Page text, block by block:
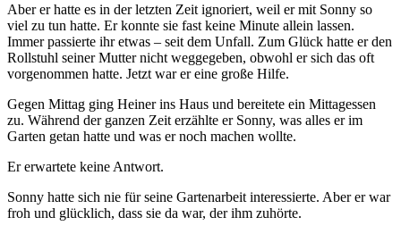
Aber er hatte es in der letzten Zeit ignoriert, weil er mit Sonny so
viel zu tun hatte. Er konnte sie fast keine Minute allein lassen.
Immer passierte ihr etwas – seit dem Unfall. Zum Glück hatte er den
Rollstuhl seiner Mutter nicht weggegeben, obwohl er sich das oft
vorgenommen hatte. Jetzt war er eine große Hilfe.
Gegen Mittag ging Heiner ins Haus und bereitete ein Mittagessen
zu. Während der ganzen Zeit erzählte er Sonny, was alles er im
Garten getan hatte und was er noch machen wollte.
Er erwartete keine Antwort.
Sonny hatte sich nie für seine Gartenarbeit interessierte. Aber er war
froh und glücklich, dass sie da war, der ihm zuhörte.